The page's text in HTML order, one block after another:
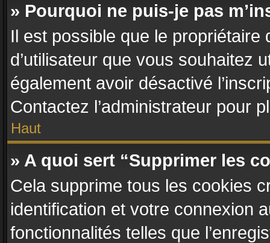
» Pourquoi ne puis-je pas
Il est possible que le
d’utilisateur que vous souhaitez
également avoir désactivé
Contactez l’administrateur pour
Haut
» A quoi sert “Supprimer les
Cela supprime tous les cookies
identification et votre connexion
fonctionnalités telles que